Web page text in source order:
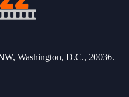
Washington, D.C., 20036.